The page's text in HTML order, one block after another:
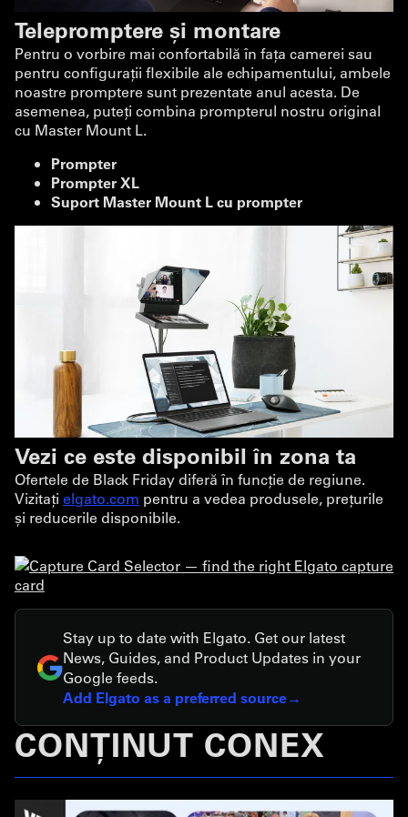
Telepromptere și montare
Pentru o vorbire mai confortabilă în fața camerei sau
pentru configurații flexibile ale echipamentului, ambele
noastre promptere sunt prezentate anul acesta. De
asemenea, puteți combina prompterul nostru original
cu Master Mount L.
Prompter
Prompter XL
Suport Master Mount L cu prompter
Vezi ce este disponibil în zona ta
Ofertele de Black Friday diferă în funcție de regiune.
Vizitați elgato.com pentru a vedea produsele, prețurile
și reducerile disponibile.
Stay up to date with Elgato. Get our latest
News, Guides, and Product Updates in your
Google feeds.
Add Elgato as a preferred source
CONȚINUT CONEX